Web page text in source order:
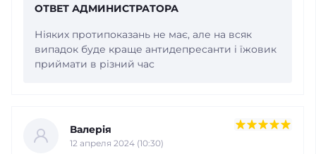
ОТВЕТ АДМИНИСТРАТОРА
Ніяких протипоказань не має, але на всяк
випадок буде краще антидепресанти і їжовик
приймати в різний час
Валерія
12 апреля 2024 (10:30)